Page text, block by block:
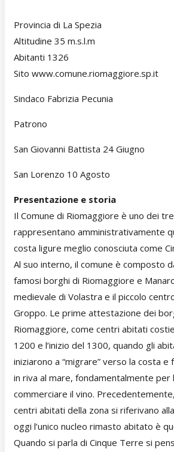
Provincia di La Spezia
Altitudine 35 m.s.l.m
Abitanti 1326
Sito www.comune.riomaggiore.sp.it
Sindaco Fabrizia Pecunia
Patrono
San Giovanni Battista 24 Giugno
San Lorenzo 10 Agosto
Presentazione e storia
Il Comune di Riomaggiore è uno dei
rappresentano amministrativamente
costa ligure meglio conosciuta come
Al suo interno, il comune è composto
famosi borghi di Riomaggiore e
medievale di Volastra e il piccolo
Groppo. Le prime attestazione dei
Riomaggiore, come centri abitati
1200 e l’inizio del 1300, quando gli
iniziarono a “migrare” verso la costa e
in riva al mare, fondamentalmente per
commerciare il vino.
centri abitati della zona si riferivano
oggi l’unico nucleo rimasto abitato è
Quando si parla di Cinque Terre si